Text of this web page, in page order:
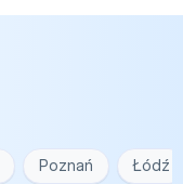
Poznań Łódź